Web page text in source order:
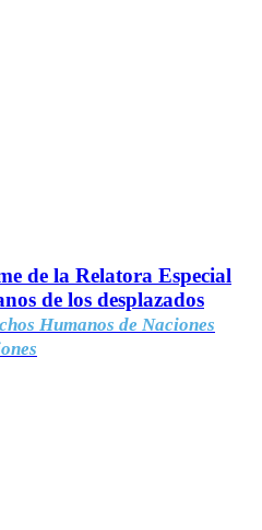
de la Relatora Especial
de los desplazados
Humanos de Naciones